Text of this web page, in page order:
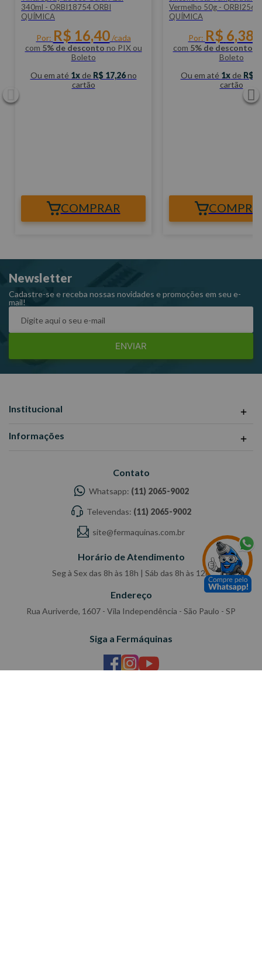
340ml - ORBI18754 ORBI
QUÍMICA
Por: R$ 16,40/cada
com 5% de desconto no PIX ou
Boleto
Ou em até 1 de R$ 17,26no
cartão
COMPRAR
Vermelho 50g - ORBI2560
QUÍMICA
Por: R$ 6,38
com 5% de desconto
Boleto
Ou em até 1 de R$
cartão
Newsletter
Cadastre-se e receba nossas novidades e promoções em seu e-
mail!
ENVIAR
Institucional
Informações
Contato
Whatsapp: (11) 2065-9002
Televendas: (11) 2065-9002
site@fermaquinas.com.br
Horário de Atendimento
Seg à Sex das 8h às 18h | Sáb das 8h às 12h
Endereço
Rua Auriverde, 1607 - Vila Independência - São Paulo - SP
Siga a Fermáquinas